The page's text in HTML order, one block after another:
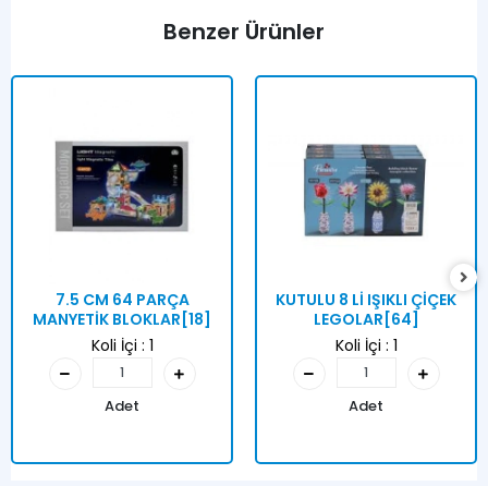
Benzer Ürünler
7.5 CM 64 PARÇA
MANYETİK BLOKLAR[18]
Koli İçi : 1
Adet
KUTULU 8 Lİ IŞIKLI ÇİÇEK
LEGOLAR[64]
Koli İçi : 1
Adet